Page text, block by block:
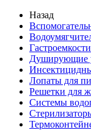
Назад
Гастроемкости
Душирующие
Лопаты для
Решетки для
Системы